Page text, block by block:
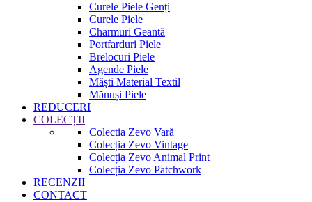
Curele Piele Genți
Curele Piele
Charmuri Geantă
Portfarduri Piele
Brelocuri Piele
Agende Piele
Măști Material Textil
Mănuși Piele
REDUCERI
COLECȚII
Colectia Zevo Vară
Colecția Zevo Vintage
Colecția Zevo Animal Print
Colecția Zevo Patchwork
RECENZII
CONTACT